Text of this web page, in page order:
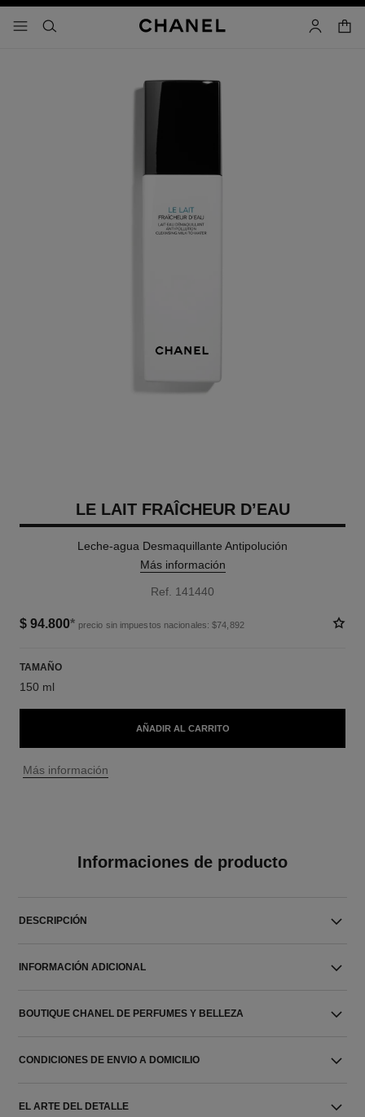
- navegación principal
buscar cuenta
LE LAIT FRAÎCHEUR D’EAU
Leche-agua Desmaquillante Antipolución
Más información
Ref. 141440
$ 94.800* precio sin impuestos nacionales: $74,892
TAMAÑO
150 ml
AÑADIR AL CARRITO
↩
Más información
Informaciones de producto
DESCRIPCIÓN
INFORMACIÓN ADICIONAL
BOUTIQUE CHANEL DE PERFUMES Y BELLEZA
CONDICIONES DE ENVIO A DOMICILIO
EL ARTE DEL DETALLE